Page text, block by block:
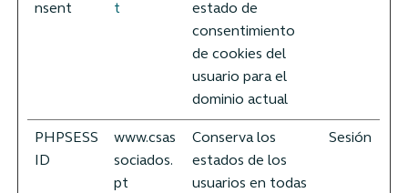
nsent
t
estado de
consentimiento
de cookies del
usuario para el
dominio actual
PHPSESS
ID
www.csas
sociados.
pt
Conserva los
estados de los
usuarios en todas
Sesión